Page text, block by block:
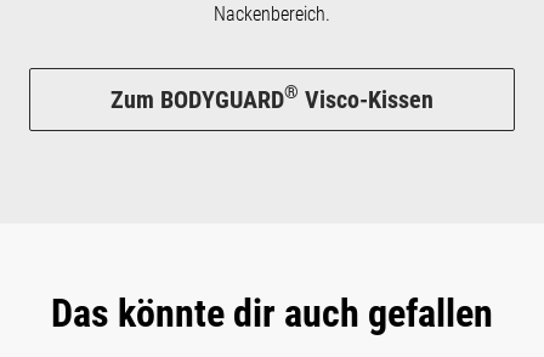
Nackenbereich.
Zum BODYGUARD® Visco-Kissen
Das könnte dir auch gefallen